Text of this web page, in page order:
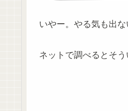
いやー。やる気も出な
ネットで調べるとそう